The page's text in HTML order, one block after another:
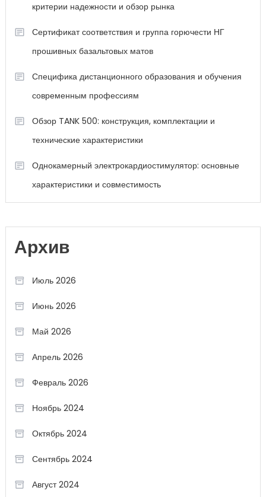
критерии надежности и обзор рынка
Сертификат соответствия и группа горючести НГ
прошивных базальтовых матов
Специфика дистанционного образования и обучения
современным профессиям
Обзор TANK 500: конструкция, комплектации и
технические характеристики
Однокамерный электрокардиостимулятор: основные
характеристики и совместимость
Архив
Июль 2026
Июнь 2026
Май 2026
Апрель 2026
Февраль 2026
Ноябрь 2024
Октябрь 2024
Сентябрь 2024
Август 2024